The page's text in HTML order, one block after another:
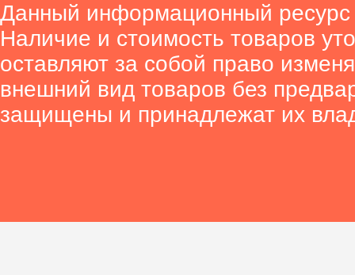
Данный информационный ресурс
Наличие и стоимость товаров
оставляют за собой право
внешний вид товаров без
защищены и принадлежат их